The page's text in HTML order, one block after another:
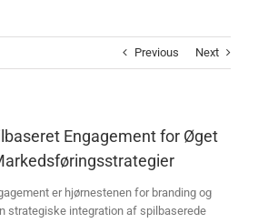
Previous Next
Engagement for Øget
er hjørnestenen for branding og
strategiske integration af spilbaserede